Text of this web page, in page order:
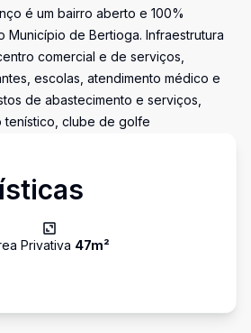
é um bairro aberto e 100%
Município de Bertioga. Infraestrutura
comercial e de serviços,
escolas, atendimento médico e
de abastecimento e serviços,
clube de golfe
Privativa 47m²